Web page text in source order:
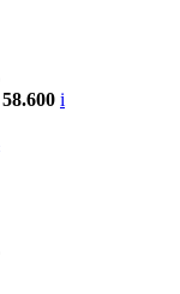
i